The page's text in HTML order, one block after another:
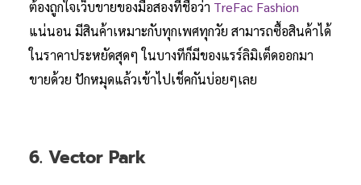
ต้องถูกใจเว็บขายของมือสองที่ชื่อว่า TreFac Fashion
แน่นอน มีสินค้าเหมาะกับทุกเพศทุกวัย สามารถซื้อสินค้าได้
ในราคาประหยัดสุดๆ ในบางทีก็มีของแรร์ลิมิเต็ดออกมา
ขายด้วย ปักหมุดแล้วเข้าไปเช็คกันบ่อยๆเลย
6. Vector Park